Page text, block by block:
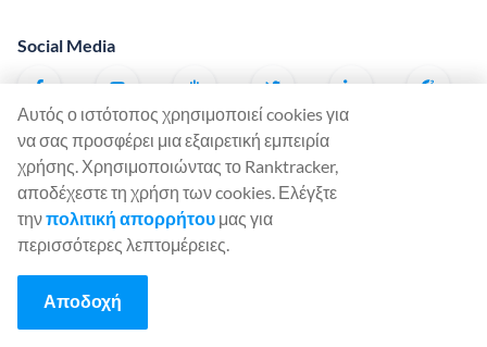
Social Media
Εργαλεία
Rank Tracker
Keyword Finder
SERP Checker
Web Audit
Αυτός ο ιστότοπος χρησιμοποιεί cookies για
να σας προσφέρει μια εξαιρετική εμπειρία
χρήσης. Χρησιμοποιώντας το Ranktracker,
αποδέχεστε τη χρήση των cookies. Ελέγξτε
τηνπολιτική απορρήτου μας για
περισσότερες λεπτομέρειες.
Αποδοχή